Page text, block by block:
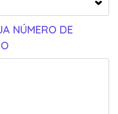
NÚMERO DE